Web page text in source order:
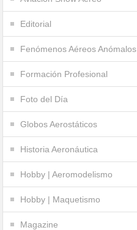
Editorial
Fenómenos Aéreos Anómalos
Formación Profesional
Foto del Día
Globos Aerostáticos
Historia Aeronáutica
Hobby | Aeromodelismo
Hobby | Maquetismo
Magazine